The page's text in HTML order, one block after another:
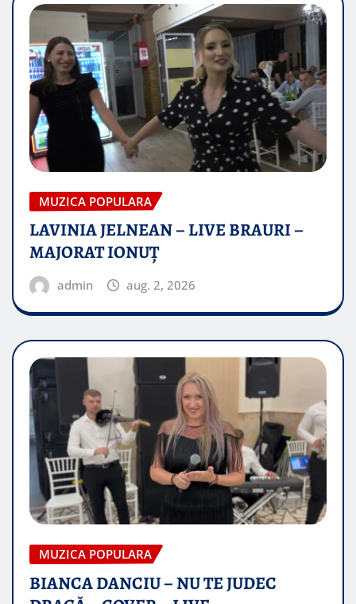
MUZICA POPULARA
LAVINIA JELNEAN – LIVE BRAURI –
MAJORAT IONUŢ
admin aug. 2, 2026
MUZICA POPULARA
BIANCA DANCIU – NU TE JUDEC